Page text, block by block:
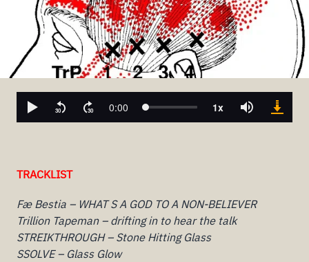
TRACKLIST
Fæ Bestia – WHAT S A GOD TO A NON-BELIEVER
Trillion Tapeman – drifting in to hear the talk
STREIKTHROUGH – Stone Hitting Glass
SSOLVE – Glass Glow